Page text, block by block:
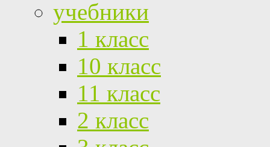
учебники
1 класс
10 класс
11 класс
2 класс